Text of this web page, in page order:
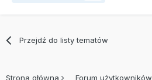
Przejdź do listy tematów
Strona główna Forum użytkowników